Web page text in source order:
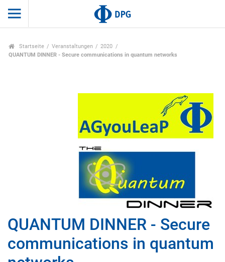
Startseite Veranstaltungen
2020
QUANTUM DINNER - Secure communications in quantum networks
QUANTUM DINNER - Secure
communications in quantum